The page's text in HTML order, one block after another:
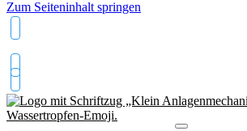
Zum Seiteninhalt springen
08273 9985283